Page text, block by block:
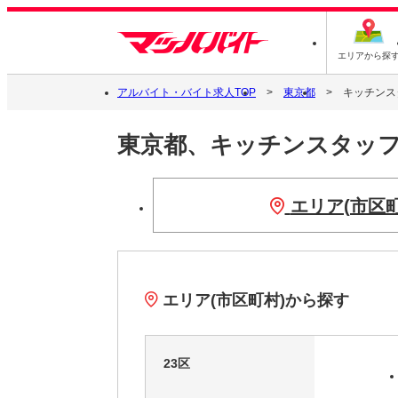
エリアから探
アルバイト・バイト求人TOP 東京都 キッチン
東京都、キッチンスタッ
エリア(市区
エリア(市区町村)から探す
23区